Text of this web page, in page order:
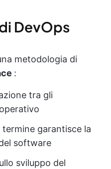
DevOps
metodologia di
:
tra gli
garantisce la
software
sviluppo del